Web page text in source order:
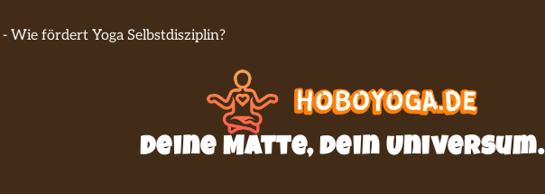
- Wie fördert Yoga Selbstdisziplin?
Deine Matte, dein Universum.